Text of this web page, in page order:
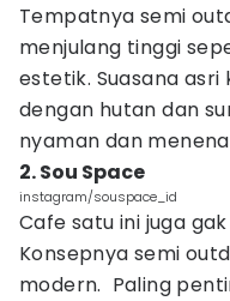
Tempatnya semi
menjulang tinggi
estetik. Suasana
dengan hutan dan
nyaman dan
2. Sou Space
instagram/souspace_id
Cafe satu ini juga
Konsepnya semi
modern. Paling